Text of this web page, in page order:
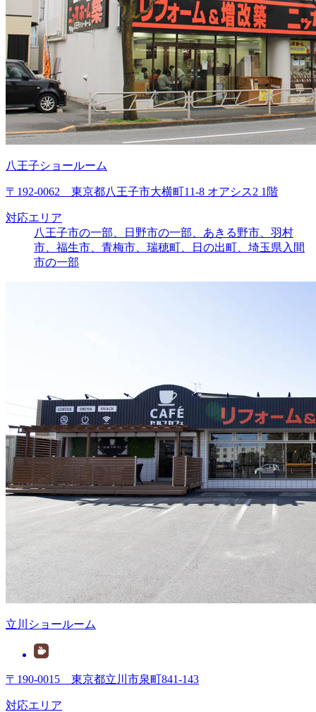
八王子ショールーム
〒192-0062 東京都八王子市大横町11-8 オアシス2 1階
対応エリア
八王子市の一部、日野市の一部、あきる野市、羽村
市、福生市、青梅市、瑞穂町、日の出町、埼玉県入間
市の一部
立川ショールーム
〒190-0015 東京都立川市泉町841-143
対応エリア